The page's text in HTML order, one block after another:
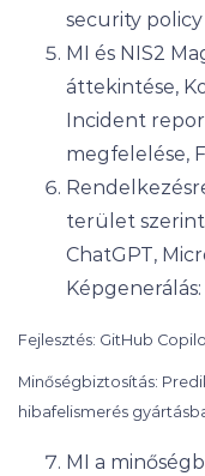
security
MI és NIS2
áttekintése,
Incident
megfelelése,
terület szerint
ChatGPT,
Fejlesztés: GitHub
Minőségbiztosítás:
hibafelismerés
MI a